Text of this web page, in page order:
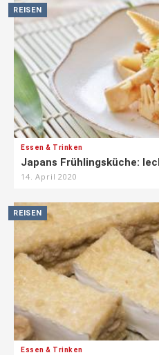
REISEN
Essen & Trinken
Japans Frühlingsküche:
14. April 2020
REISEN
Essen & Trinken